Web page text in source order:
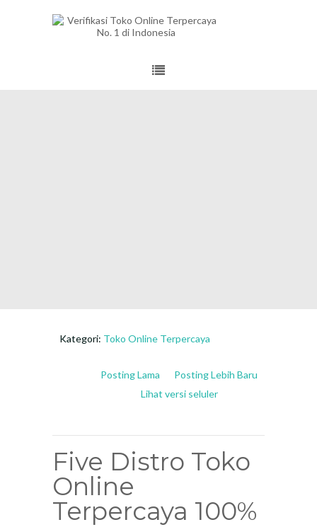
Kategori: Toko Online Terpercaya
Posting Lebih Baru
Posting Lama
Lihat versi seluler
Five Distro Toko
Online
Terpercaya 100%